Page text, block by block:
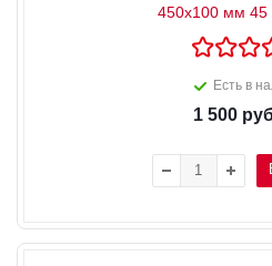
450х100 мм 45
Есть в
1 500